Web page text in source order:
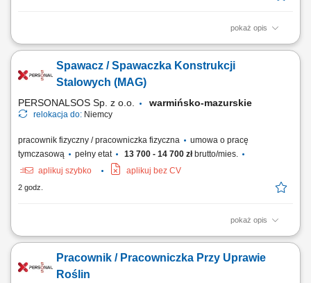
pokaż opis
Montaż konstrukcji stalowych na podstawie dokumentacji technicznej.
Wykonywanie spawania punktowego w procesie montażu. Obsługa
elektronarzędzi niezbędnych do prac montażowych i spawalniczych.
Spawacz / Spawaczka Konstrukcji
Stalowych (MAG)
PERSONALSOS Sp. z o.o. warmińsko-mazurskie
relokacja do: Niemcy
pracownik fizyczny / pracowniczka fizyczna
umowa o pracę
tymczasową
pełny etat 13 700 - 14 700 złbrutto/mies.
aplikuj szybko
aplikuj bez CV
2 godz.
pokaż opis
Opis stanowiska: Spawanie elementów stalowych metodą MAG.
techniczną. Produkcja lekkich konstrukcji stalowych wykorzystywanych
w różnych projektach. Kontrola jakości wykonanych spoin oraz dbałość
Pracownik / Pracowniczka Przy Uprawie
Roślin